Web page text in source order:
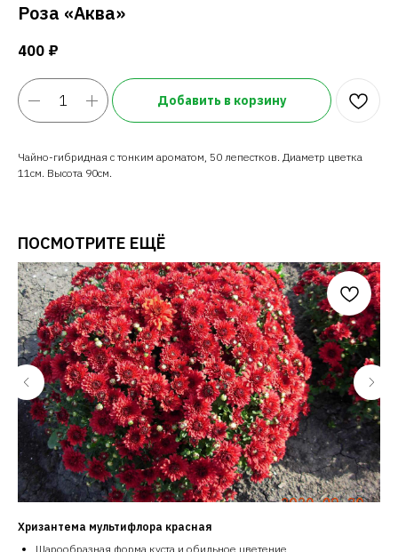
Роза «Аква»
400 ₽
Добавить в корзину
Чайно-гибридная с тонким ароматом, 50 лепестков. Диаметр цветка
11см. Высота 90см.
ПОСМОТРИТЕ ЕЩЁ
Хризантема мультифлора красная
Шарообразная форма куста и обильное цветение